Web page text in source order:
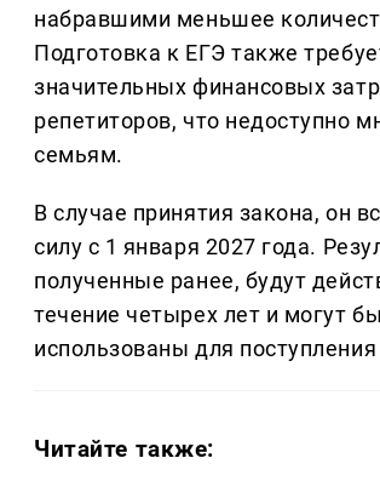
набравшими меньшее
Подготовка к ЕГЭ также
значительных финансовых
репетиторов, что недоступно
семьям.
В случае принятия закона, он
силу с 1 января 2027 года.
полученные ранее, будут
течение четырех лет и могут
использованы для
Читайте также: